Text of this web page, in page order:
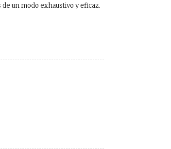
un modo exhaustivo y eficaz.